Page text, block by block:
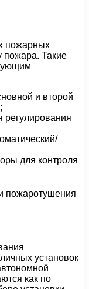
пожарных
пожара. Такие
и второй
регулирования
для контроля
установок
как по